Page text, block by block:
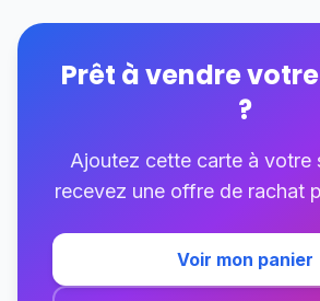
Prêt à vendre votre
?
Ajoutez cette carte à votre
recevez une offre de rachat
Voir mon panier